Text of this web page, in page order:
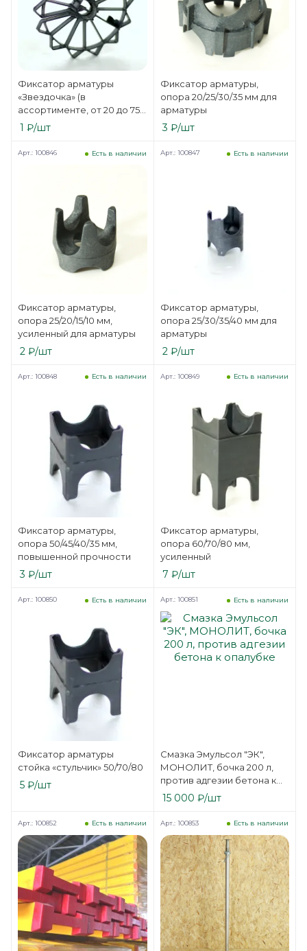
Фиксатор арматуры
«Звездочка» (в
ассортименте, от 20 до 75
мм)
1 ₽/шт
Фиксатор арматуры,
опора 20/25/30/35 мм для
арматуры
3 ₽/шт
Фиксатор арматуры,
опора 25/20/15/10 мм,
усиленный для арматуры
Есть в наличии
Арт.: 100846
2 ₽/шт
Фиксатор арматуры,
опора 25/30/35/40 мм для
арматуры
Есть в наличии
Арт.: 100847
2 ₽/шт
Фиксатор арматуры,
опора 50/45/40/35 мм,
повышенной прочности
Есть в наличии
Арт.: 100848
3 ₽/шт
Фиксатор арматуры,
опора 60/70/80 мм,
усиленный
Есть в наличии
Арт.: 100849
7 ₽/шт
Фиксатор арматуры
стойка «стульчик» 50/70/80
Есть в наличии
Арт.: 100850
5 ₽/шт
Смазка Эмульсол "ЭК",
МОНОЛИТ, бочка 200 л,
против адгезии бетона к
опалубке
Есть в наличии
Арт.: 100851
15 000 ₽/шт
Есть в наличии
Арт.: 100852 Есть в наличии
Арт.: 100853